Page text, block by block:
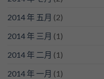
2014 年 五月 (2)
2014 年 三月 (1)
2014 年 二月 (1)
2014 年 一月 (1)